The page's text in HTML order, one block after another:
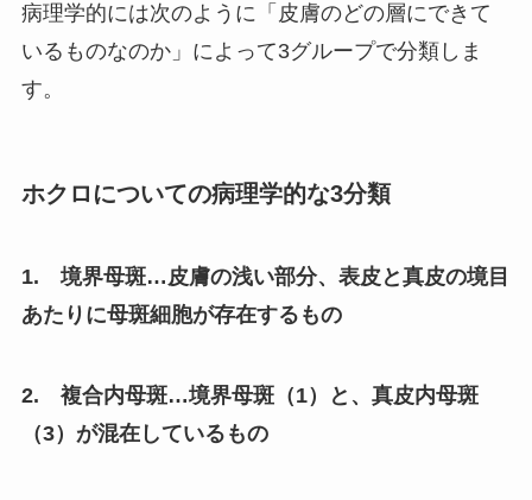
病理学的には次のように「皮膚のどの層にできて
いるものなのか」によって3グループで分類しま
す。
ホクロについての病理学的な3分類
1. 境界母斑…皮膚の浅い部分、表皮と真皮の境目
あたりに母斑細胞が存在するもの
2. 複合内母斑…境界母斑（1）と、真皮内母斑
（3）が混在しているもの